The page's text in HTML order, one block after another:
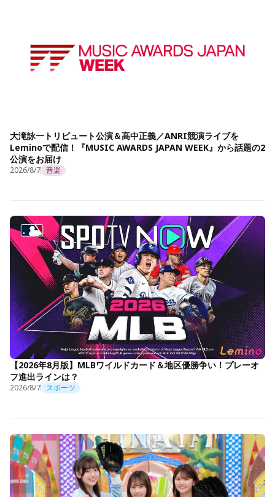
大滝詠一トリビュート公演＆高中正義／ANRI競演ライブを
Leminoで配信！『MUSIC AWARDS JAPAN WEEK』から話題の2
公演をお届け
2026/8/7 音楽
【2026年8月版】MLBワイルドカード＆地区優勝争い！プレーオ
フ進出ラインは？
2026/8/7 スポーツ